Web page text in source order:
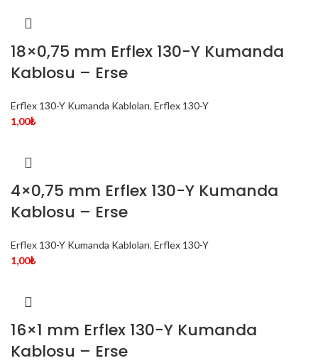
18×0,75 mm Erflex 130-Y Kumanda
Kablosu – Erse
Erflex 130-Y Kumanda Kabloları, Erflex 130-Y
1,00₺
4×0,75 mm Erflex 130-Y Kumanda
Kablosu – Erse
Erflex 130-Y Kumanda Kabloları, Erflex 130-Y
1,00₺
16×1 mm Erflex 130-Y Kumanda
Kablosu – Erse